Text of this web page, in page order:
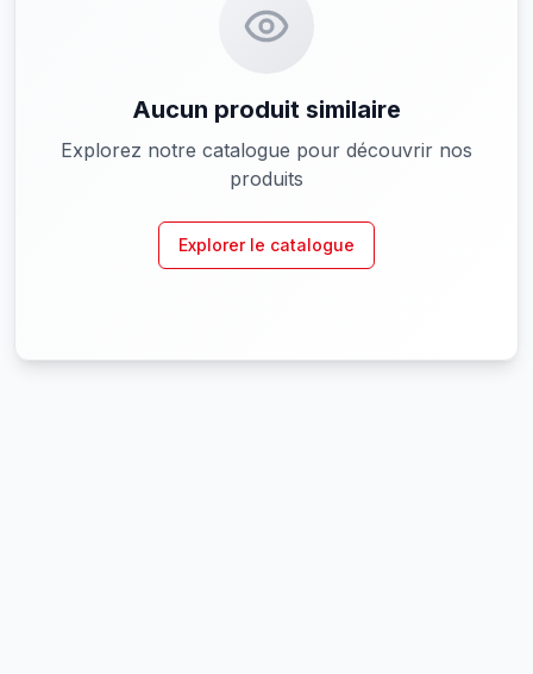
Aucun produit similaire
Explorez notre catalogue pour découvrir nos
produits
Explorer le catalogue